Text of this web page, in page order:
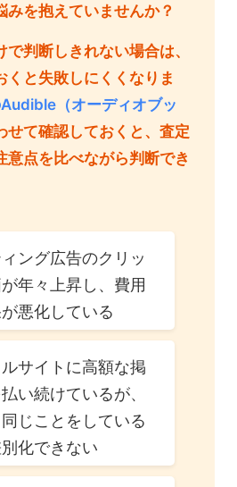
みを抱えていませんか？
判断しきれない場合は、
くと失敗しにくくなりま
（オーディオブッ
せて確認しておくと、査定
意点を比べながら判断でき
ング広告のクリッ
年々上昇し、費用
悪化している
サイトに高額な掲
い続けているが、
じことをしている
化できない